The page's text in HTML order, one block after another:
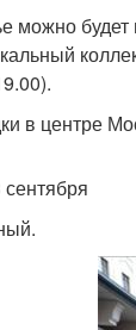
можно
в центре